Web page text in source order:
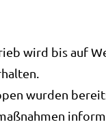
wird bis auf
wurden